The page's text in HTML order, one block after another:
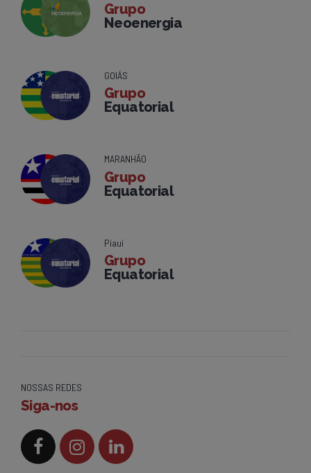
Grupo
Neoenergia
GOIÁS
Grupo
Equatorial
MARANHÃO
Grupo
Equatorial
Piauí
Grupo
Equatorial
NOSSAS REDES
Siga-nos